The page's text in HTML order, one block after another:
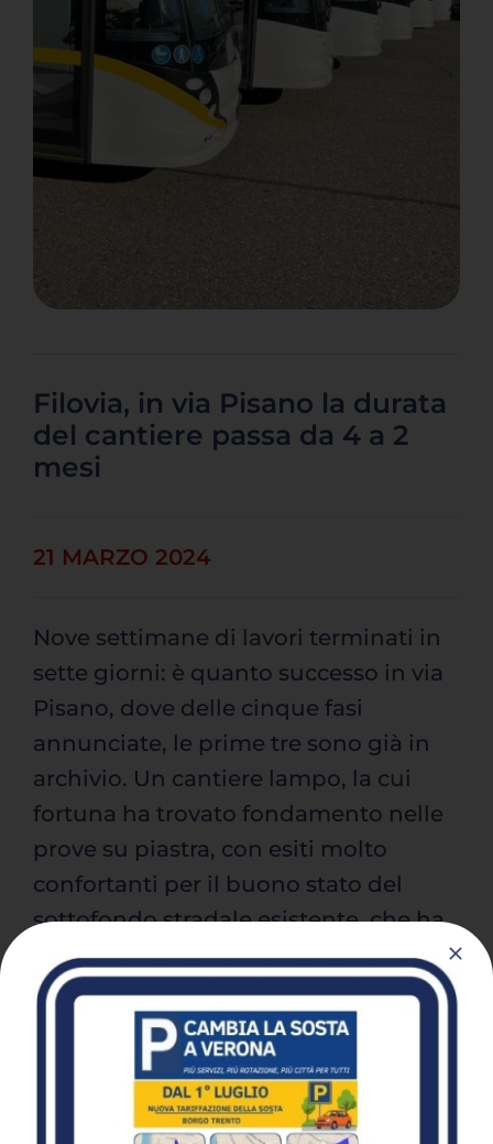
Servizi Online
Azienda
Notizie
English
Filovia, in via Pisano la durata
del cantiere passa da 4 a 2
mesi
21 MARZO 2024
Nove settimane di lavori terminati in
sette giorni: è quanto successo in via
Pisano, dove delle cinque fasi
annunciate, le prime tre sono già in
archivio. Un cantiere lampo, la cui
fortuna ha trovato fondamento nelle
prove su piastra, con esiti molto
confortanti per il buono stato del
sottofondo stradale esistente, che ha
dimostrato avere caratteristiche
idonee al transito della futura Filovia.
Questo, ha perciò permesso
immediate asfaltature nelle porzioni
prima fresate, con tanto di